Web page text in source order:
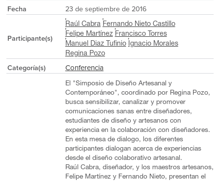
Fecha
23 de septiembre de 2016
Participante(s)
Raúl Cabra Fernando Nieto Castillo
Felipe Martínez Francisco Torres
Manuel Diaz Tufinio Ignacio Morales
Regina Pozo
Categoría(s) Conferencia
El "Simposio de Diseño Artesanal y
Contemporáneo", coordinado por Regina Pozo,
busca sensibilizar, canalizar y promover
comunicaciones sanas entre diseñadores,
estudiantes de diseño y artesanos con
experiencia en la colaboración con diseñadores.
En esta mesa de dialogo, los diferentes
participantes dialogan acerca de experiencias
desde el diseño colaborativo artesanal.
Raúl Cabra, diseñador, y los maestros artesanos,
Felipe Martínez y Fernando Nieto, presentan el